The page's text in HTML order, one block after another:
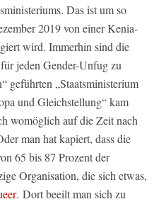
Das ist um so
2019 von einer Kenia-
wird. Immerhin sind die
jeden Gender-Unfug zu
geführten „Staatsministerium
und Gleichstellung“ kam
womöglich auf die Zeit nach
man hat kapiert, dass die
65 bis 87 Prozent der
Organisation, die sich etwas,
. Dort beeilt man sich zu